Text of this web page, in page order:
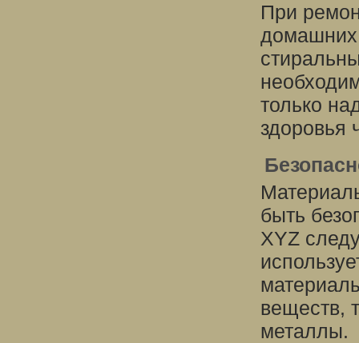
При
домашних
только
здоровья
быть
XYZ
веществ,
металлы.